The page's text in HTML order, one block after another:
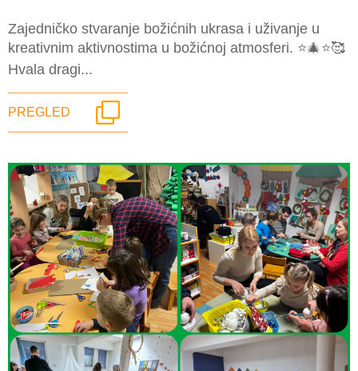
Zajedničko stvaranje božićnih ukrasa i uživanje u
kreativnim aktivnostima u božićnoj atmosferi. ⭐️🎄⭐️🥰
Hvala dragi...
PREGLED